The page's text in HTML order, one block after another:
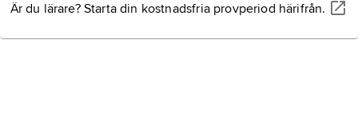
Är du lärare? Starta din kostnadsfria provperiod härifrån.